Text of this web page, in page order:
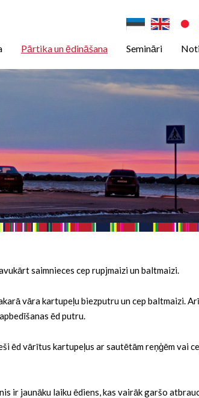
Pārtika un ēdināšana Semināri
saimnieces cep rupjmaizi un baltmaizi.
vāra kartupeļu biezputru un cep baltmaizi.
ēd putru.
ēd vārītus kartupeļus ar sautētām reņģēm vai
ir jaunāku laiku ēdiens, kas vairāk garšo